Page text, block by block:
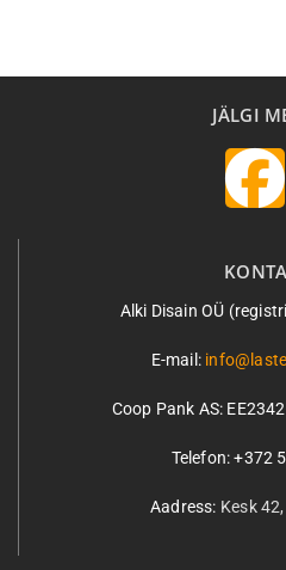
Alki Disain OÜ
E-mail:
Coop Pank AS:
Telefon: +372
Aadress: Kesk
JÄLGI